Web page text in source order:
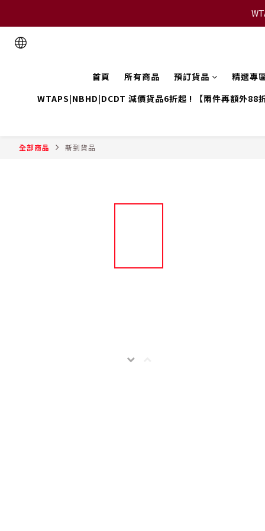
首頁 所有商品 預訂貨品
精選專
WTAPS|NBHD|DCDT 減價貨品6折起 ! 【兩件再額外88
全部商品 新到貨品